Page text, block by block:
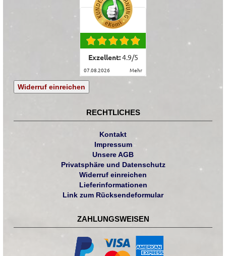
Exzellent:4.9/5
07.08.2026 mehr
Widerruf einreichen
RECHTLICHES
Kontakt
Impressum
Unsere AGB
Privatsphäre und Datenschutz
Widerruf einreichen
Lieferinformationen
Link zum Rücksendeformular
ZAHLUNGSWEISEN